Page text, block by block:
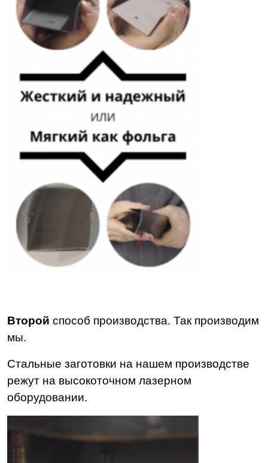
Второй способ производства. Так производим
мы.
Стальные заготовки на нашем производстве
режут на высокоточном лазерном
оборудовании.